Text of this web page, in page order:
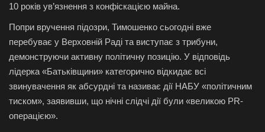
10 років ув’язнення з конфіскацією майна.
Попри вручення підозри, Тимошенко сьогодні вже
перебуває у Верховній Раді та виступає з трибуни,
демонструючи активну політичну позицію. У відповідь
лідерка «Батьківщини» категорично відкидає всі
звинувачення як абсурдні та називає дії НАБУ «політичним
тиском», заявивши, що нічні слідчі дії були «великою PR-
операцією».